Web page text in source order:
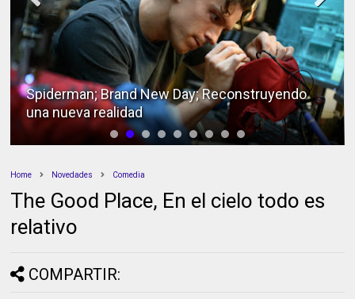
Spiderman; Brand New Day; Reconstruyendo
una nueva realidad
Home Novedades Comedia
The Good Place, En el cielo todo es
relativo
COMPARTIR: